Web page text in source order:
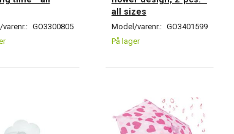
GO3300805
all sizes
Model/varenr.: GO3401599
På lager